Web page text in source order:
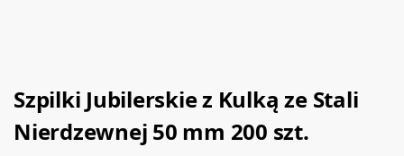
Szpilki Jubilerskie z Kulką ze Stali
Nierdzewnej 50 mm 200 szt.